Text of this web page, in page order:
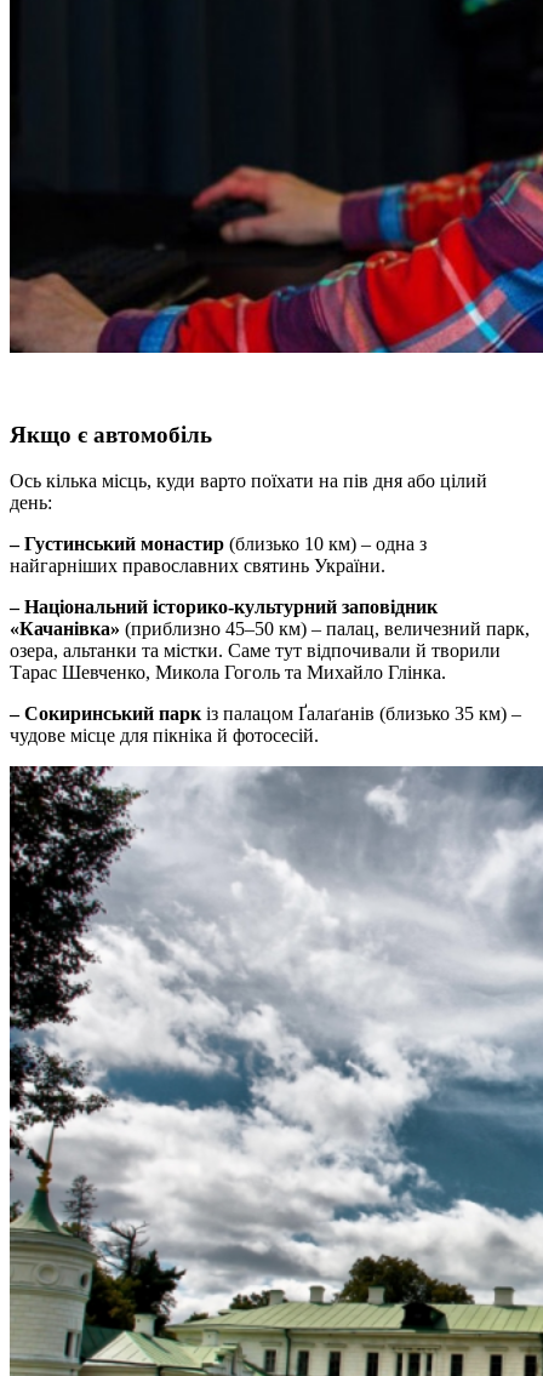
Якщо є автомобіль
Ось кілька місць, куди варто поїхати на пів дня або цілий
день:
– Густинський монастир (близько 10 км) – одна з
найгарніших православних святинь України.
– Національний історико-культурний заповідник
«Качанівка» (приблизно 45–50 км) – палац, величезний парк,
озера, альтанки та містки. Саме тут відпочивали й творили
Тарас Шевченко, Микола Гоголь та Михайло Глінка.
– Сокиринський парк із палацом Ґалаґанів (близько 35 км) –
чудове місце для пікніка й фотосесій.